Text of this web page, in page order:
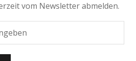
vom Newsletter abmelden.